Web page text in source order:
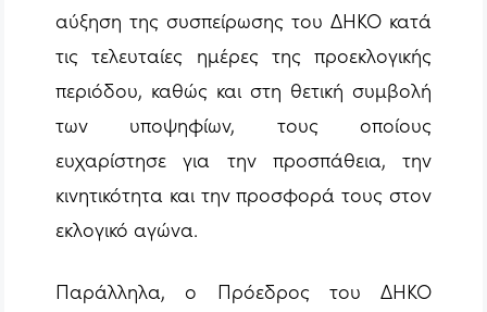
αύξηση της συσπείρωσης του ΔΗΚΟ κατά
τις τελευταίες ημέρες της προεκλογικής
περιόδου, καθώς και στη θετική συμβολή
των υποψηφίων, τους οποίους
ευχαρίστησε για την προσπάθεια, την
κινητικότητα και την προσφορά τους στον
εκλογικό αγώνα.
Παράλληλα, ο Πρόεδρος του ΔΗΚΟ